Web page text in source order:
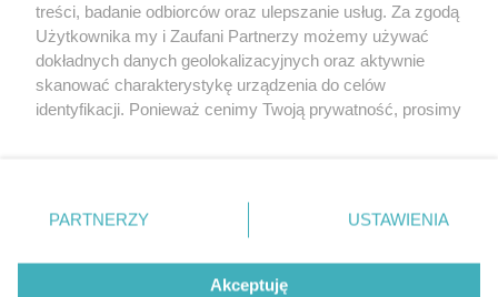
16℃
Zobacz prognozę na 3 dni
Copyright © 2022 Kurier Szczeciński sp. z o.o.
Wszelkie prawa zastrzeżone
Nota wydawnicza
Nota prawna
treści, badanie odbiorców oraz ulepszanie usług. Za zgodą
Użytkownika my i Zaufani Partnerzy możemy używać
dokładnych danych geolokalizacyjnych oraz aktywnie
skanować charakterystykę urządzenia do celów
identyfikacji. Ponieważ cenimy Twoją prywatność, prosimy
prywatności znajdujący się w lewym dolnym rogu strony
. Niektóre rodzaje przetwarzania danych nie wymagają
takiemu przetwarzaniu. Preferencje będą miały
PARTNERZY USTAWIENIA
Akceptuję